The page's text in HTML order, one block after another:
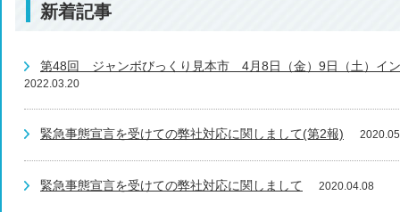
新着記事
第48回 ジャンボびっくり見本市 4月8日（金）9日（土）イ
2022.03.20
緊急事態宣言を受けての弊社対応に関しまして(第2報)
緊急事態宣言を受けての弊社対応に関しまして 2020.04.08